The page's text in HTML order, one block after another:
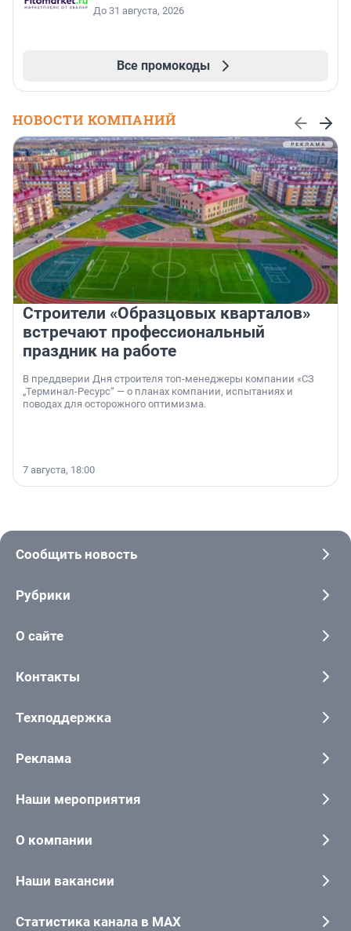
До 31 августа, 2026
Все промокоды
НОВОСТИ КОМПАНИЙ
Строители «Образцовых кварталов»
встречают профессиональный
праздник на работе
В преддверии Дня строителя топ-менеджеры компании «СЗ
„Терминал-Ресурс“ — о планах компании, испытаниях и
поводах для осторожного оптимизма.
7 августа, 18:00
Сообщить новость
Рубрики
О сайте
Контакты
Техподдержка
Реклама
Наши мероприятия
О компании
Наши вакансии
Статистика канала в MAX